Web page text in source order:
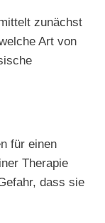
zunächst
Art von
für einen
Therapie
dass sie